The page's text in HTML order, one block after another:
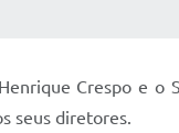
Crespo e o
seus diretores.